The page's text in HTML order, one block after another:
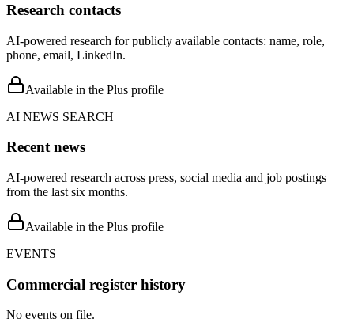
Research contacts
AI-powered research for publicly available contacts: name, role,
phone, email, LinkedIn.
Available in the Plus profile
AI NEWS SEARCH
Recent news
AI-powered research across press, social media and job postings
from the last six months.
Available in the Plus profile
EVENTS
Commercial register history
No events on file.